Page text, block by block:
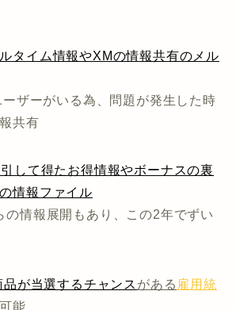
タイム情報やXMの情報共有のメル
ザーがいる為、問題が発生した時
共有
して得たお得情報やボーナスの裏
情報ファイル
情報展開もあり、この2年でずい
が当選するチャンス がある 雇用統
能